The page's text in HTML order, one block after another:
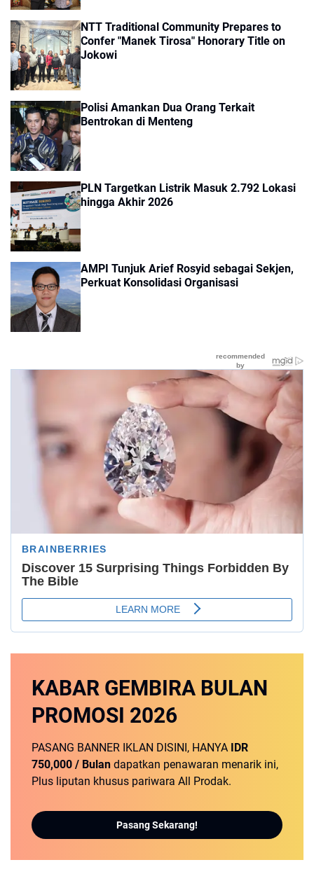
NTT Traditional Community Prepares to
Confer "Manek Tirosa" Honorary Title on
Jokowi
Polisi Amankan Dua Orang Terkait
Bentrokan di Menteng
PLN Targetkan Listrik Masuk 2.792 Lokasi
hingga Akhir 2026
AMPI Tunjuk Arief Rosyid sebagai Sekjen,
Perkuat Konsolidasi Organisasi
KABAR GEMBIRA BULAN
PROMOSI 2026
PASANG BANNER IKLAN DISINI, HANYA IDR
750,000 / Bulan dapatkan penawaran menarik ini,
Plus liputan khusus pariwara All Prodak.
Pasang Sekarang!